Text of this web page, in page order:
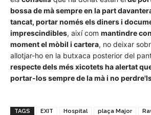
bossa de mà sempre en la part
tancat, portar només els diners i
imprescindibles, així com mantindre
moment el mòbil i cartera, no deixar
allotjar-ho en la butxaca posterior del
respecte dels més xicotets ha alertat
portar-los sempre de la mà i no
TAGS EXIT Hospital plaça Major